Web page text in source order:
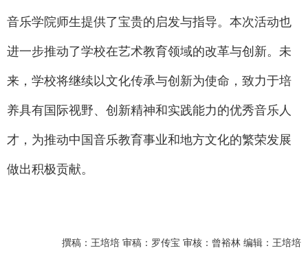
音乐学院师生提供了宝贵的启发与指导。本次活动也
进一步推动了学校在艺术教育领域的改革与创新。未
来，学校将继续以文化传承与创新为使命，致力于培
养具有国际视野、创新精神和实践能力的优秀音乐人
才，为推动中国音乐教育事业和地方文化的繁荣发展
做出积极贡献。
撰稿：王培培 审稿：罗传宝 审核：曾裕林 编辑：王培培